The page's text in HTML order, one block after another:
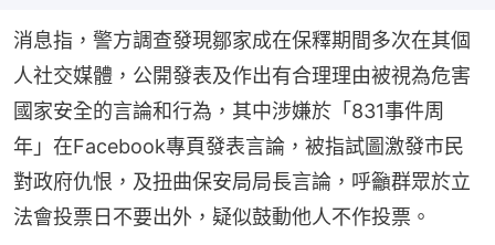
消息指，警方調查發現鄒家成在保釋期間多次在其個
人社交媒體，公開發表及作出有合理理由被視為危害
國家安全的言論和行為，其中涉嫌於「831事件周
年」在Facebook專頁發表言論，被指試圖激發市民
對政府仇恨，及扭曲保安局局長言論，呼籲群眾於立
法會投票日不要出外，疑似鼓動他人不作投票。